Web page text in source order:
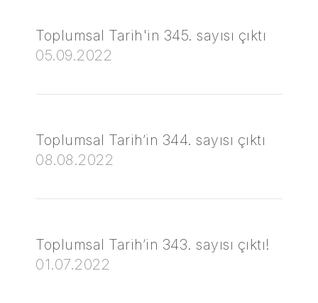
Toplumsal Tarih'in 345. sayısı çıktı
05.09.2022
Toplumsal Tarih’in 344. sayısı çıktı
08.08.2022
Toplumsal Tarih’in 343. sayısı çıktı!
01.07.2022